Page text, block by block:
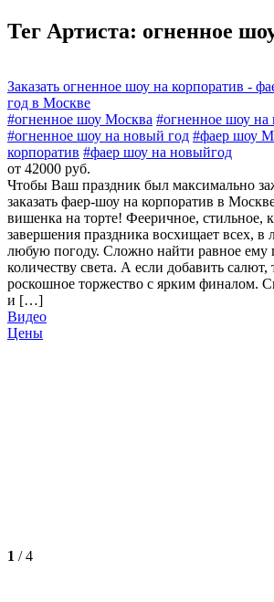
Тег Артиста: огненное
Заказать огненное шоу на корпоратив -
год в Москве
#огненное шоу Москва #огненное шоу на
#огненное шоу на новый год #фаер шоу
корпоратив #фаер шоу на новыйгод
от 42000 руб.
Чтобы Ваш праздник был максимально
заказать фаер-шоу на корпоратив в
вишенка на торте! Фееричное, стильное,
завершения праздника восхищает всех, в
любую погоду. Сложно найти равное ему
количеству света. А если добавить салют,
роскошное торжество с ярким финалом.
и […]
Видео
Цены
1 /4